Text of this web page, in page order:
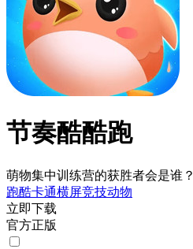
节奏酷酷跑
萌物集中训练营的获胜者会是谁？
跑酷卡通横屏竞技动物
立即下载
官方正版